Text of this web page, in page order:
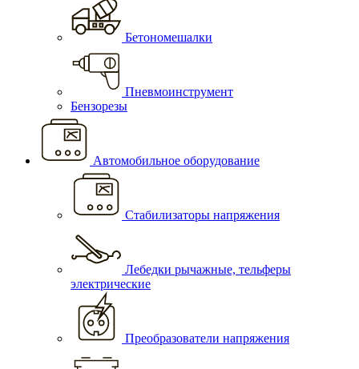
Бетономешалки
Пневмоинструмент
Бензорезы
Автомобильное оборудование
Стабилизаторы напряжения
Лебедки рычажные, тельферы
электрические
Преобразователи напряжения